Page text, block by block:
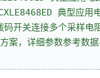
典型应用
开关连接多个采样电
案，详细参数参考数